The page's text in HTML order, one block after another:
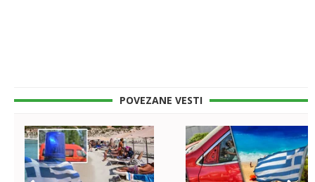
POVEZANE VESTI